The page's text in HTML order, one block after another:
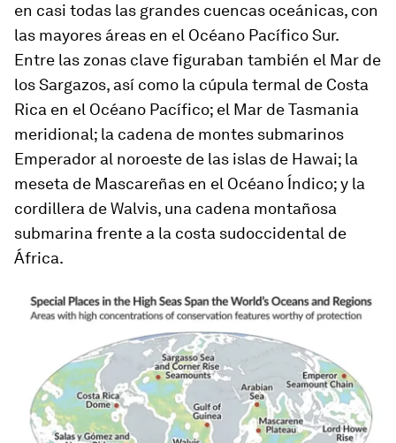
en casi todas las grandes cuencas oceánicas, con
las mayores áreas en el Océano Pacífico Sur.
Entre las zonas clave figuraban también el Mar de
los Sargazos, así como la cúpula termal de Costa
Rica en el Océano Pacífico; el Mar de Tasmania
meridional; la cadena de montes submarinos
Emperador al noroeste de las islas de Hawai; la
meseta de Mascareñas en el Océano Índico; y la
cordillera de Walvis, una cadena montañosa
submarina frente a la costa sudoccidental de
África.